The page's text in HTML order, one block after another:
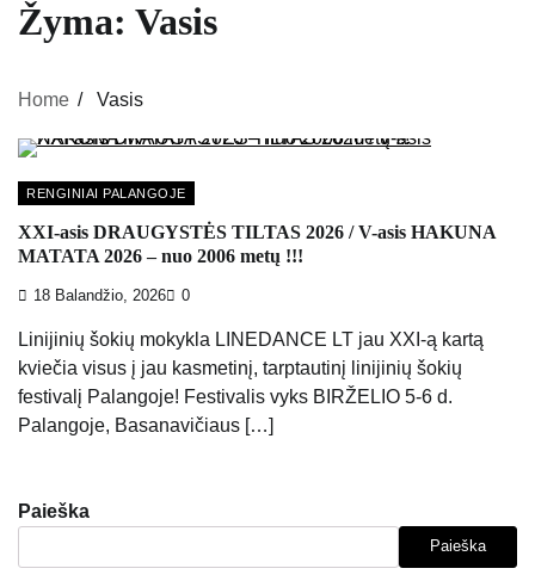
Žyma: Vasis
Home Vasis
RENGINIAI PALANGOJE
XXI-asis DRAUGYSTĖS TILTAS 2026 / V-asis HAKUNA
MATATA 2026 – nuo 2006 metų !!!
18 Balandžio, 2026 0
Linijinių šokių mokykla LINEDANCE LT jau XXI-ą kartą
kviečia visus į jau kasmetinį, tarptautinį linijinių šokių
festivalį Palangoje! Festivalis vyks BIRŽELIO 5-6 d.
Palangoje, Basanavičiaus […]
Paieška
Paieška